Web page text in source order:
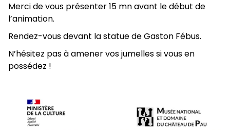
Merci de vous présenter 15 mn avant le début de
l’animation.
Rendez-vous devant la statue de Gaston Fébus.
N’hésitez pas à amener vos jumelles si vous en
possédez !